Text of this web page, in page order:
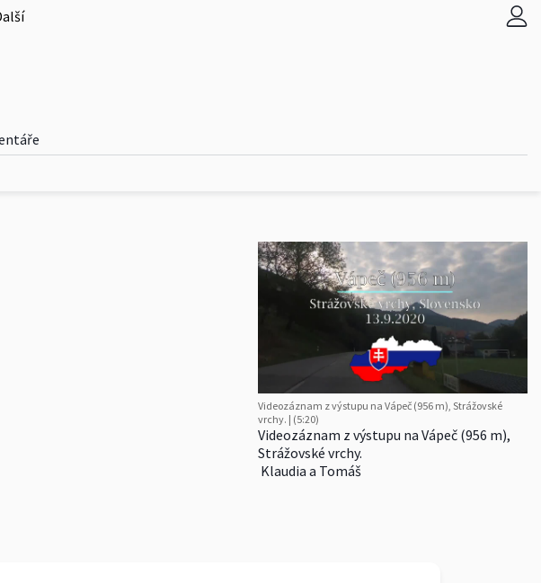
Videozáznam z výstupu na Vápeč (956 m), Strážovské
vrchy. | (5:20)
Videozáznam z výstupu na Vápeč (956 m),
Strážovské vrchy.
Klaudia a Tomáš